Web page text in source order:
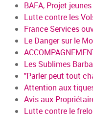
BAFA, Projet jeunes
Lutte contre les
France Services
Le Danger sur le
Les Sublimes
"Parler peut tout
Attention aux
Avis aux
Lutte contre le